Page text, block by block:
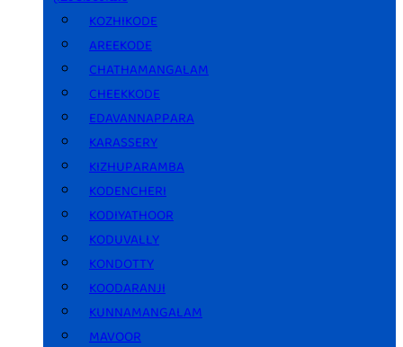
KOZHIKODE
AREEKODE
CHATHAMANGALAM
CHEEKKODE
EDAVANNAPPARA
KARASSERY
KIZHUPARAMBA
KODENCHERI
KODIYATHOOR
KODUVALLY
KONDOTTY
KOODARANJI
KUNNAMANGALAM
MAVOOR